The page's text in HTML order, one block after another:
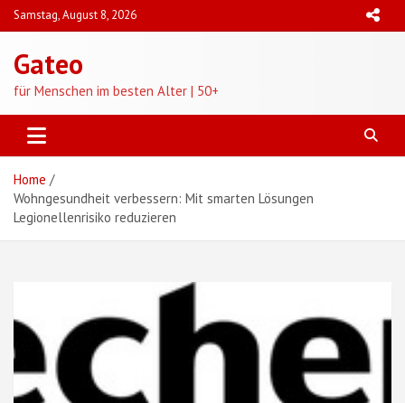
Skip
to
Samstag, August 8, 2026
Gateo
für Menschen im besten Alter | 50+
Home
Wohngesundheit verbessern: Mit smarten Lösungen
Legionellenrisiko reduzieren